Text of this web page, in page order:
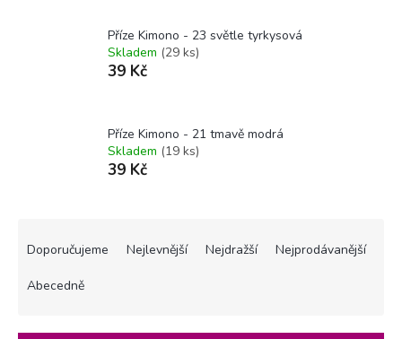
Přibrižná spotřeba na klasický svetr:
7 klubíček
do zálohy))
Příze Kimono - 23 světle tyrkysová
Skladem (29 ks)
39 Kč
Příze Kimono - 21 tmavě modrá
Skladem (19 ks)
39 Kč
e
Doporučujeme Nejlevnější Nejdražší Nejprodávanější
Abecedně